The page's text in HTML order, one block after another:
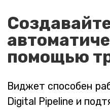
настройки
Виджет способен